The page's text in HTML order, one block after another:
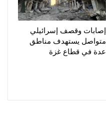
إصابات وقصف إسرائيلي
متواصل يستهدف مناطق
عدة في قطاع غزة